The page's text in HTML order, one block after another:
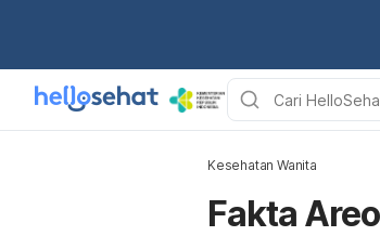
Kesehatan Wanita
Fakta